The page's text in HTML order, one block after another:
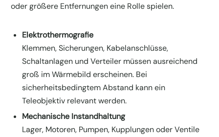
oder größere Entfernungen eine Rolle spielen.
Elektrothermografie
Klemmen, Sicherungen, Kabelanschlüsse,
Schaltanlagen und Verteiler müssen ausreichend
groß im Wärmebild erscheinen. Bei
sicherheitsbedingtem Abstand kann ein
Teleobjektiv relevant werden.
Mechanische Instandhaltung
Lager, Motoren, Pumpen, Kupplungen oder Ventile